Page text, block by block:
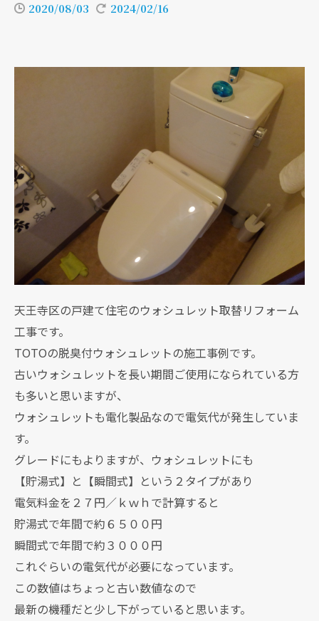
2020/08/03 2024/02/16
天王寺区の戸建て住宅のウォシュレット取替リフォーム
工事です。
TOTOの脱臭付ウォシュレットの施工事例です。
古いウォシュレットを長い期間ご使用になられている方
も多いと思いますが、
ウォシュレットも電化製品なので電気代が発生していま
す。
グレードにもよりますが、ウォシュレットにも
【貯湯式】と【瞬間式】という２タイプがあり
電気料金を２７円／ｋｗｈで計算すると
貯湯式で年間で約６５００円
瞬間式で年間で約３０００円
これぐらいの電気代が必要になっています。
この数値はちょっと古い数値なので
最新の機種だと少し下がっていると思います。